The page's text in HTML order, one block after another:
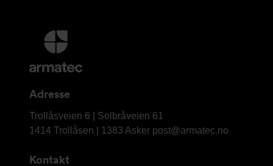
Mer
informasjon
og
Adresse
Armatec
AS
Trollåsveien 6 | Solbråveien 61
1414 Trollåsen | 1383 Asker post@armatec.no
Kontakt